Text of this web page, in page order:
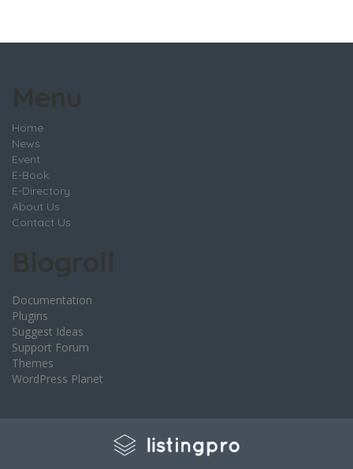
Home
News
Event
E-Book
E-Directory
About Us
Contact Us
Documentation
Plugins
Suggest Ideas
Support Forum
Themes
WordPress Planet